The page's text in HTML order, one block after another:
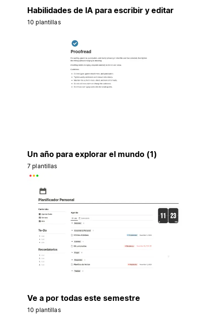
Habilidades de IA para escribir y editar
10 plantillas
Un año para explorar el mundo (1)
7 plantillas
Ve a por todas este semestre
10 plantillas